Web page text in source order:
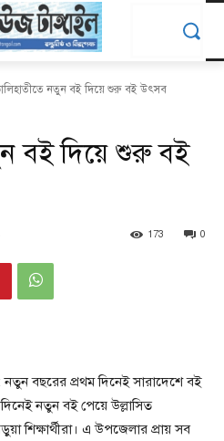
নতুন বই দিয়ে শুরু বই উৎসব
বই দিয়ে শুরু বই
0
173
নতুন বছরের প্রথম দিনেই সারাদেশে বই
নতুন বই পেয়ে উল্লাসিত
শিক্ষার্থীরা। এ উপজেলার প্রায় সব